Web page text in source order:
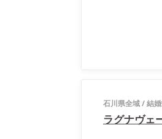
石川県全域/結
ラグナヴェ